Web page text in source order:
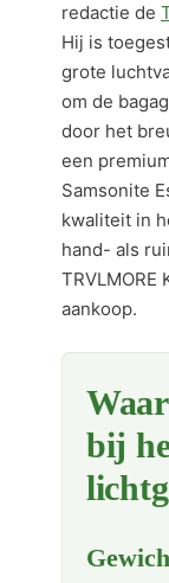
redactie de
Hij is
grote
om de
door het
een
Samsonite
kwaliteit in
hand- als
aankoop.
bij